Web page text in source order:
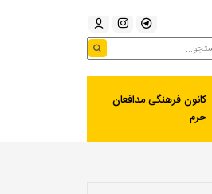
کانون فرهنگی مدافعان
حرم